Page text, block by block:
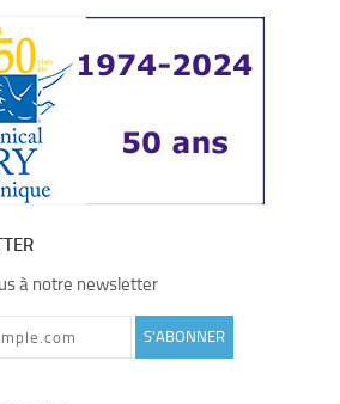
à notre newsletter
S'ABONNER